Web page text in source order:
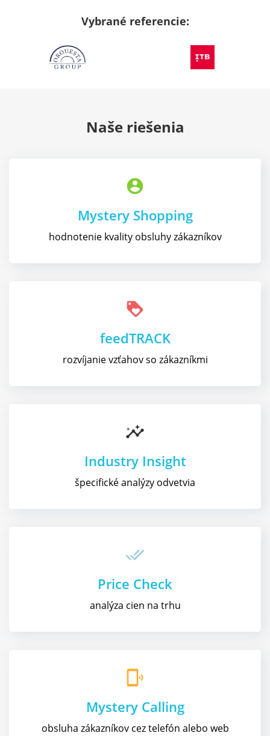
Vybrané referencie:
Naše riešenia
account_circle
Mystery Shopping
hodnotenie kvality obsluhy zákazníkov
loyalty
feedTRACK
rozvíjanie vzťahov so zákazníkmi
insights
Industry Insight
špecifické analýzy odvetvia
done_all
Price Check
analýza cien na trhu
phonelink_ring
Mystery Calling
obsluha zákazníkov cez telefón alebo web